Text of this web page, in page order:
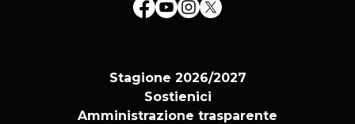
Stagione 2026/2027
Sostienici
Amministrazione trasparente